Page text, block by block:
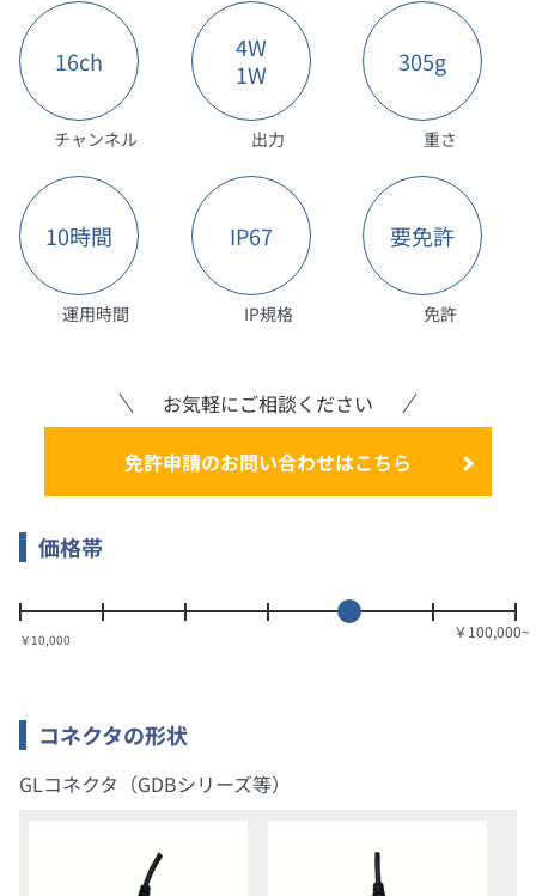
16ch
チャンネル
4W
1W
出力
305g
重さ
10時間
運用時間
IP67
IP規格
要免許
免許
お気軽にご相談ください
免許申請のお問い合わせはこちら
価格帯
￥10,000
コネクタの形状
GLコネクタ（GDBシリーズ等）